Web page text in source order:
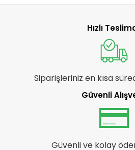
Hızlı
Siparişleriniz en kısa
Güvenli
Güvenli ve kolay